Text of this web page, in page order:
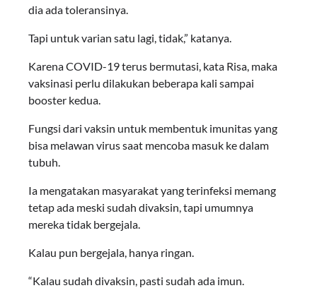
dia ada toleransinya.
Tapi untuk varian satu lagi, tidak,” katanya.
Karena COVID-19 terus bermutasi, kata Risa, maka
vaksinasi perlu dilakukan beberapa kali sampai
booster kedua.
Fungsi dari vaksin untuk membentuk imunitas yang
bisa melawan virus saat mencoba masuk ke dalam
tubuh.
Ia mengatakan masyarakat yang terinfeksi memang
tetap ada meski sudah divaksin, tapi umumnya
mereka tidak bergejala.
Kalau pun bergejala, hanya ringan.
“Kalau sudah divaksin, pasti sudah ada imun.